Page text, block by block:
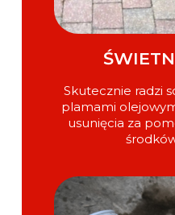
Skutecznie radzi
plamami
usunięcia za